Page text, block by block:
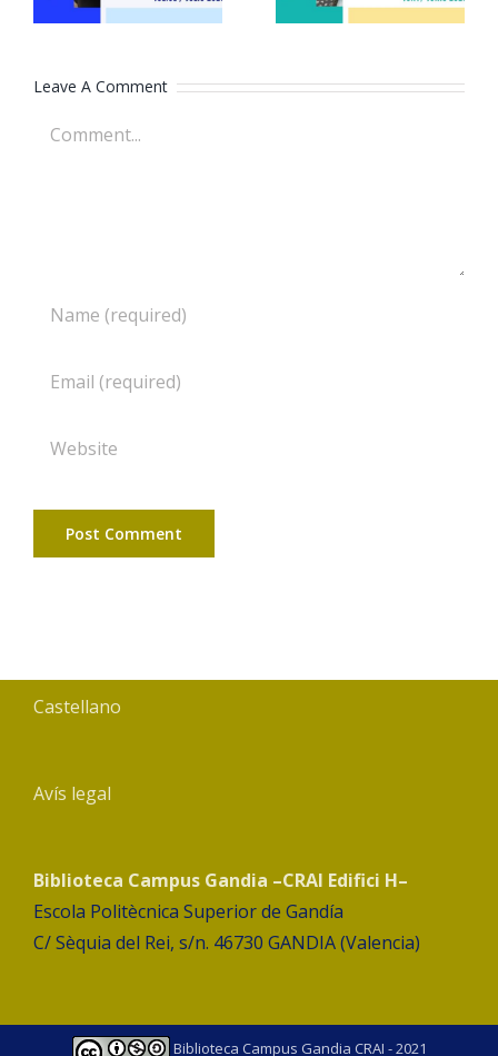
Leave A Comment
Comment
Castellano
Avís legal
Biblioteca Campus Gandia –CRAI Edifici H–
Escola Politècnica Superior de Gandía
C/ Sèquia del Rei, s/n. 46730 GANDIA (Valencia)
Biblioteca Campus Gandia CRAI - 2021